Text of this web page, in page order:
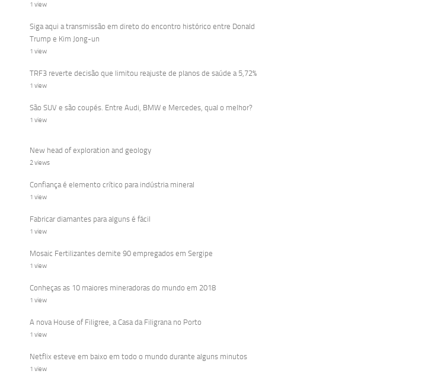
1 view
Siga aqui a transmissão em direto do encontro histórico entre Donald
Trump e Kim Jong-un
1 view
TRF3 reverte decisão que limitou reajuste de planos de saúde a 5,72%
1 view
São SUV e são coupés. Entre Audi, BMW e Mercedes, qual o melhor?
1 view
New head of exploration and geology
2 views
Confiança é elemento crítico para indústria mineral
1 view
Fabricar diamantes para alguns é fácil
1 view
Mosaic Fertilizantes demite 90 empregados em Sergipe
1 view
Conheças as 10 maiores mineradoras do mundo em 2018
1 view
A nova House of Filigree, a Casa da Filigrana no Porto
1 view
Netflix esteve em baixo em todo o mundo durante alguns minutos
1 view